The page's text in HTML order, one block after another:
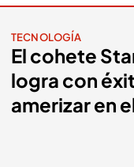
TECNOLOGÍA
El cohete
logra con
amerizar en